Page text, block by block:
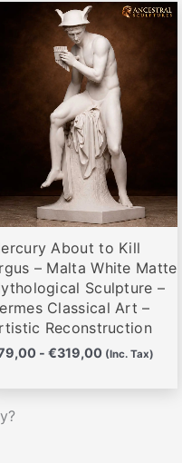
About to Kill
– Malta White Matte
Sculpture –
Classical Art –
Reconstruction
- €319,00
Rango
de
precios:
desde
€79,00
hasta
€319,00
(Inc. Tax)